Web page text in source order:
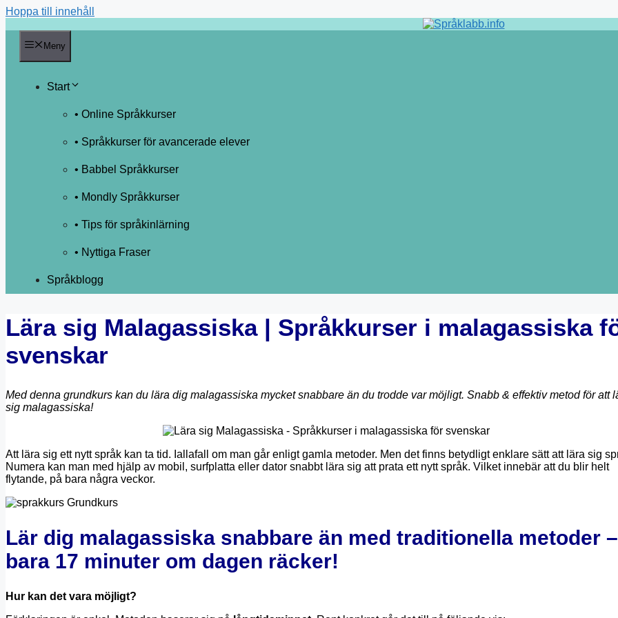
Hoppa till innehåll
Meny
Start
• Online Språkkurser
• Språkkurser för avancerade elever
• Babbel Språkkurser
• Mondly Språkkurser
• Tips för språkinlärning
• Nyttiga Fraser
Språkblogg
Lära sig Malagassiska | Språkkurser i malagassiska
svenskar
Med denna grundkurs kan du lära dig malagassiska mycket snabbare än du trodde var möjligt. Snabb & effektiv metod för att
sig malagassiska!
Att lära sig ett nytt språk kan ta tid. Iallafall om man går enligt gamla metoder. Men det finns betydligt enklare sätt att lära sig
Numera kan man med hjälp av mobil, surfplatta eller dator snabbt lära sig att prata ett nytt språk. Vilket innebär att du blir helt
flytande, på bara några veckor.
Lär dig malagassiska snabbare än med traditionella metoder –
bara 17 minuter om dagen räcker!
Hur kan det vara möjligt?